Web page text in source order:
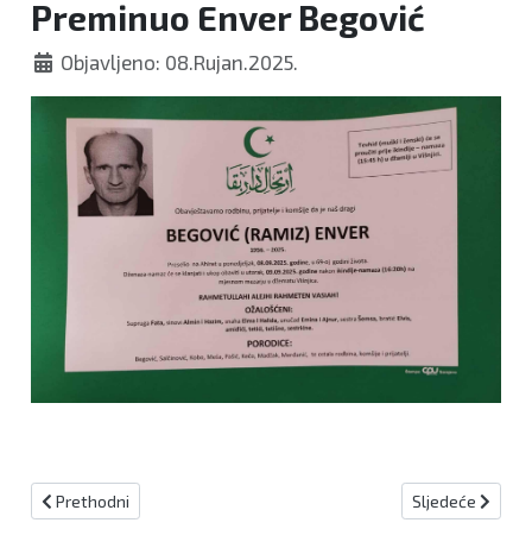
Preminuo Enver Begović
Objavljeno: 08.Rujan.2025.
Prethodni članak: Preminula Mirjana Šimunović
Prethodni Sljedeći članak:
Sljedeće